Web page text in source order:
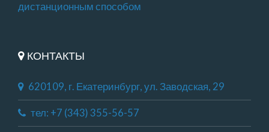
дистанционным способом
КОНТАКТЫ
620109, г. Екатеринбург, ул. Заводская, 29
тел: +7 (343) 355-56-57